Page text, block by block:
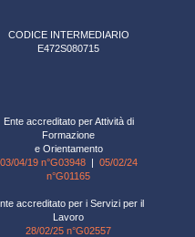
CODICE INTERMEDIARIO
E472S080715
Ente accreditato per Attività di
Formazione
e Orientamento
03/04/19 n°G03948| 05/02/24
n°G01165
accreditato per i Servizi per il
Lavoro
28/02/25 n°G02557